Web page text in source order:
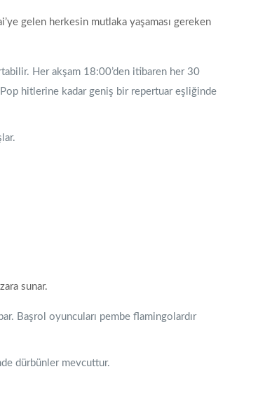
gelen herkesin mutlaka yaşaması gereken
Her akşam 18:00’den itibaren her 30
Pop hitlerine kadar geniş bir repertuar eşliğinde
sunar.
Başrol oyuncuları pembe flamingolardır
dürbünler mevcuttur.